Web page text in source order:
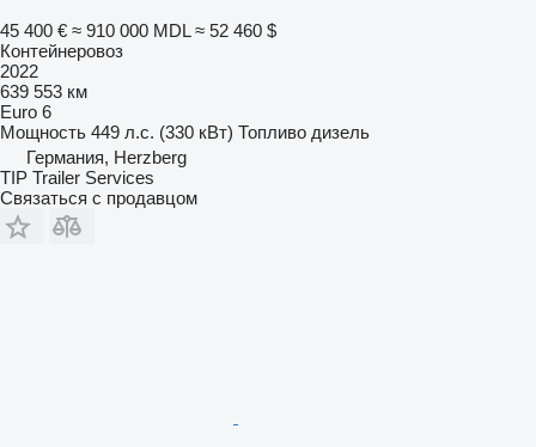
45 400 € ≈ 910 000 MDL ≈ 52 460 $
Контейнеровоз
2022
639 553 км
Euro 6
Мощность 449 л.с. (330 кВт) Топливо дизель
Германия, Herzberg
TIP Trailer Services
Связаться с продавцом